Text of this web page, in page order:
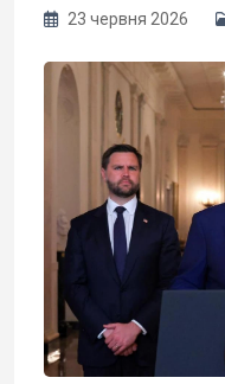
23 червня 2026